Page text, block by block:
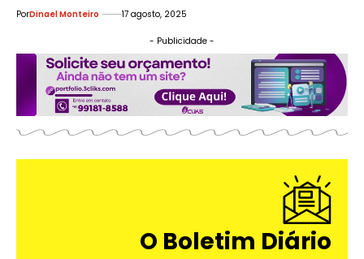
PorDinael Monteiro 17 agosto, 2025
- Publicidade -
O Boletim Diário